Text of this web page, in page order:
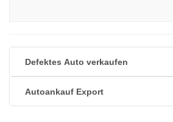
Defektes Auto verkaufen
Autoankauf Export